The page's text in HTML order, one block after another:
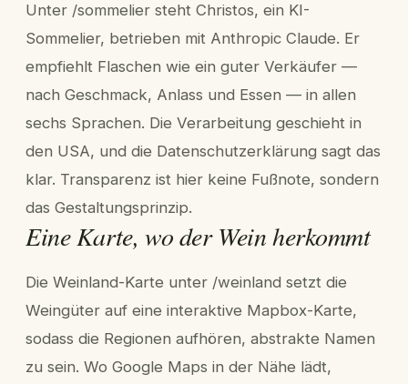
Unter /sommelier steht Christos, ein KI-
Sommelier, betrieben mit Anthropic Claude. Er
empfiehlt Flaschen wie ein guter Verkäufer —
nach Geschmack, Anlass und Essen — in allen
sechs Sprachen. Die Verarbeitung geschieht in
den USA, und die Datenschutzerklärung sagt das
klar. Transparenz ist hier keine Fußnote, sondern
das Gestaltungsprinzip.
Eine Karte, wo der Wein herkommt
Die Weinland-Karte unter /weinland setzt die
Weingüter auf eine interaktive Mapbox-Karte,
sodass die Regionen aufhören, abstrakte Namen
zu sein. Wo Google Maps in der Nähe lädt,